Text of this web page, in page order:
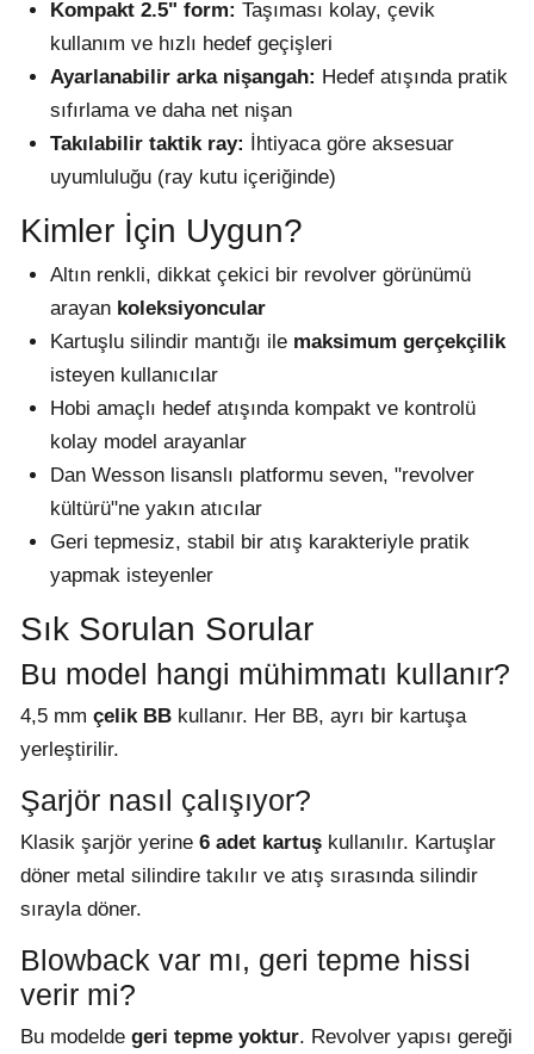
Kompakt 2.5" form: Taşıması kolay, çevik
kullanım ve hızlı hedef geçişleri
Ayarlanabilir arka nişangah: Hedef atışında pratik
sıfırlama ve daha net nişan
Takılabilir taktik ray:
İhtiyaca göre aksesuar
uyumluluğu (ray kutu içeriğinde)
Kimler İçin Uygun?
Altın renkli, dikkat çekici bir revolver görünümü
arayan koleksiyoncular
Kartuşlu silindir mantığı ile maksimum gerçekçilik
isteyen kullanıcılar
Hobi amaçlı hedef atışında kompakt ve kontrolü
kolay model arayanlar
Dan Wesson lisanslı platformu seven, "revolver
kültürü"ne yakın atıcılar
Geri tepmesiz, stabil bir atış karakteriyle pratik
yapmak isteyenler
Sık Sorulan Sorular
Bu model hangi mühimmatı kullanır?
4,5 mm çelik BBkullanır. Her BB, ayrı bir kartuşa
yerleştirilir.
Şarjör nasıl çalışıyor?
Klasik şarjör yerine 6 adet kartuşkullanılır. Kartuşlar
döner metal silindire takılır ve atış sırasında silindir
sırayla döner.
Blowback var mı, geri tepme hissi
verir mi?
Bu modelde geri tepme yoktur. Revolver yapısı gereği